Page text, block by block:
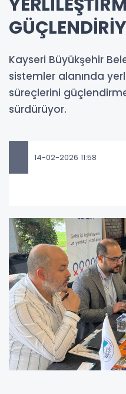
Kayseri Büyükşehir
sistemler alanında
süreçlerini
sürdürüyor.
14-02-2026 11:58